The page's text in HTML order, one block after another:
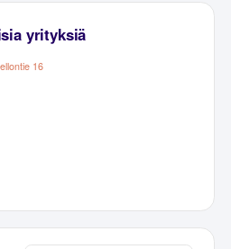
yrityksiä
16